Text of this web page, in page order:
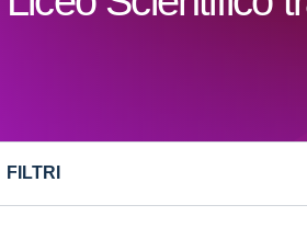
FILTRI